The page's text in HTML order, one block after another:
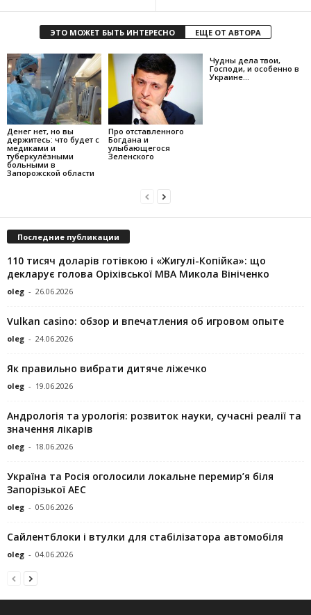
ЭТО МОЖЕТ БЫТЬ ИНТЕРЕСНО ЕЩЕ ОТ АВТОРА
Денег нет, но вы
держитесь: что будет с
медиками и
туберкулёзными
больными в
Запорожской области
Про отставленного
Богдана и
улыбающегося
Зеленского
Чудны дела твои,
Господи, и особенно в
Украине…
Последние публикации
110 тисяч доларів готівкою і «Жигулі-Копійка»: що
декларує голова Оріхівської МВА Микола Вініченко
oleg - 26.06.2026
Vulkan casino: обзор и впечатления об игровом опыте
oleg - 24.06.2026
Як правильно вибрати дитяче ліжечко
oleg - 19.06.2026
Андрологія та урологія: розвиток науки, сучасні реалії та
значення лікарів
oleg - 18.06.2026
Україна та Росія оголосили локальне перемир’я біля
Запорізької АЕС
oleg - 05.06.2026
Сайлентблоки і втулки для стабілізатора автомобіля
oleg - 04.06.2026